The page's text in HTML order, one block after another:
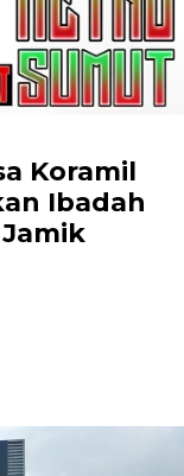
Koramil
Ibadah